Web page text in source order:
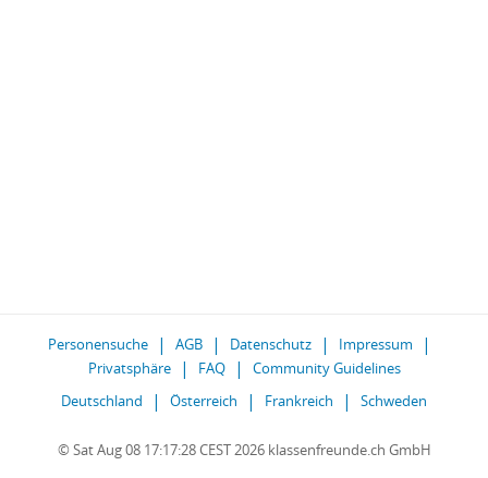
Personensuche AGB Datenschutz
Impressum
Privatsphäre
FAQ
Community Guidelines
Deutschland
Österreich Frankreich Schweden
© Sat Aug 08 17:17:28 CEST 2026 klassenfreunde.ch GmbH